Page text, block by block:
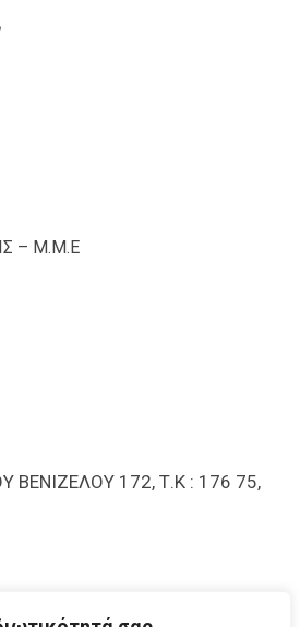
– Μ.Μ.Ε
ΒΕΝΙΖΕΛΟΥ 172, Τ.Κ : 176 75,